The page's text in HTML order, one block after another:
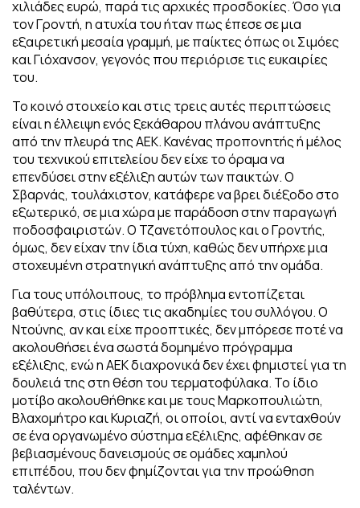
χιλιάδες ευρώ, παρά τις αρχικές προσδοκίες. Όσο για
τον Γροντή, η ατυχία του ήταν πως έπεσε σε μια
εξαιρετική μεσαία γραμμή, με παίκτες όπως οι Σιμόες
και Γιόχανσον, γεγονός που περιόρισε τις ευκαιρίες
του.
Το κοινό στοιχείο και στις τρεις αυτές περιπτώσεις
είναι η έλλειψη ενός ξεκάθαρου πλάνου ανάπτυξης
από την πλευρά της ΑΕΚ. Κανένας προπονητής ή μέλος
του τεχνικού επιτελείου δεν είχε το όραμα να
επενδύσει στην εξέλιξη αυτών των παικτών. Ο
Σβαρνάς, τουλάχιστον, κατάφερε να βρει διέξοδο στο
εξωτερικό, σε μια χώρα με παράδοση στην παραγωγή
ποδοσφαιριστών. Ο Τζανετόπουλος και ο Γροντής,
όμως, δεν είχαν την ίδια τύχη, καθώς δεν υπήρχε μια
στοχευμένη στρατηγική ανάπτυξης από την ομάδα.
Για τους υπόλοιπους, το πρόβλημα εντοπίζεται
βαθύτερα, στις ίδιες τις ακαδημίες του συλλόγου. Ο
Ντούνης, αν και είχε προοπτικές, δεν μπόρεσε ποτέ να
ακολουθήσει ένα σωστά δομημένο πρόγραμμα
εξέλιξης, ενώ η ΑΕΚ διαχρονικά δεν έχει φημιστεί για τη
δουλειά της στη θέση του τερματοφύλακα. Το ίδιο
μοτίβο ακολουθήθηκε και με τους Μαρκοπουλιώτη,
Βλαχομήτρο και Κυριαζή, οι οποίοι, αντί να ενταχθούν
σε ένα οργανωμένο σύστημα εξέλιξης, αφέθηκαν σε
βεβιασμένους δανεισμούς σε ομάδες χαμηλού
επιπέδου, που δεν φημίζονται για την προώθηση
ταλέντων.